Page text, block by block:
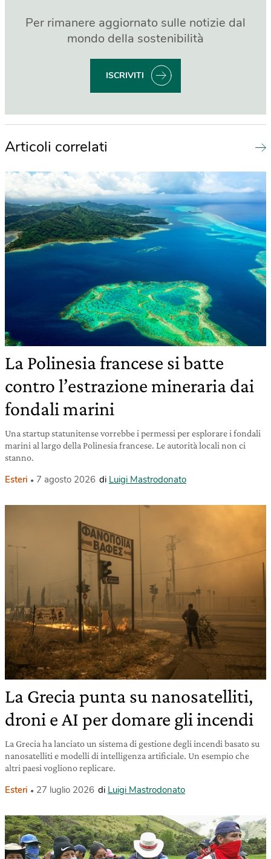
Per rimanere aggiornato sulle notizie dal
mondo della sostenibilità
ISCRIVITI
Articoli correlati
La Polinesia francese si batte
contro l’estrazione mineraria dai
fondali marini
Una startup statunitense vorrebbe i permessi per esplorare i fondali
marini al largo della Polinesia francese. Le autorità locali non ci
stanno.
Esteri 7 agosto 2026 di Luigi Mastrodonato
La Grecia punta su nanosatelliti,
droni e AI per domare gli incendi
La Grecia ha lanciato un sistema di gestione degli incendi basato su
nanosatelliti e modelli di intelligenza artificiale. Un esempio che
altri paesi vogliono replicare.
Esteri 27 luglio 2026 di Luigi Mastrodonato